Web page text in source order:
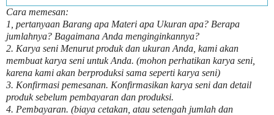
Cara memesan:
1, pertanyaan Barang apa Materi apa Ukuran apa? Berapa
jumlahnya? Bagaimana Anda menginginkannya?
2. Karya seni Menurut produk dan ukuran Anda, kami akan
membuat karya seni untuk Anda. (mohon perhatikan karya seni,
karena kami akan berproduksi sama seperti karya seni)
3. Konfirmasi pemesanan. Konfirmasikan karya seni dan detail
produk sebelum pembayaran dan produksi.
4. Pembayaran. (biaya cetakan, atau setengah jumlah dan